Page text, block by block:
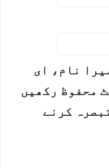
نام، ای
محفوظ رکھیں
کرنے